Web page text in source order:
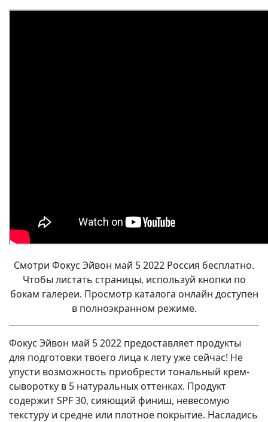
Смотри Фокус Эйвон май 52022 Россия бесплатно.
Чтобы листать страницы, используй кнопки по
бокам галереи. Просмотр каталога онлайн доступен
в полноэкранном режиме.
Фокус Эйвон май 5 2022 предоставляет продукты
для подготовки твоего лица к лету уже сейчас! Не
упусти возможность приобрести тональный крем-
сыворотку в 5 натуральных оттенках. Продукт
содержит SPF 30, сияющий финиш, невесомую
текстуру и средне или плотное покрытие. Насладись